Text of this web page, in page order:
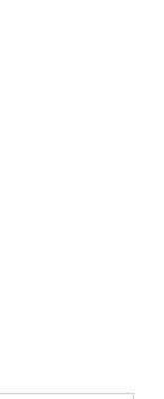
に立ったリー
代表取締役社
業を設立